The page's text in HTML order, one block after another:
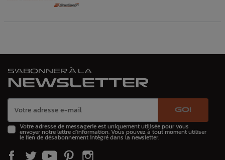
S'ABONNER À LA
NEWSLETTER
GO!
Votre adresse de messagerie est uniquement utilisée pour vous
envoyer notre lettre d'information. Vous pouvez à tout moment utiliser
le lien de désabonnement intégré dans la newsletter.